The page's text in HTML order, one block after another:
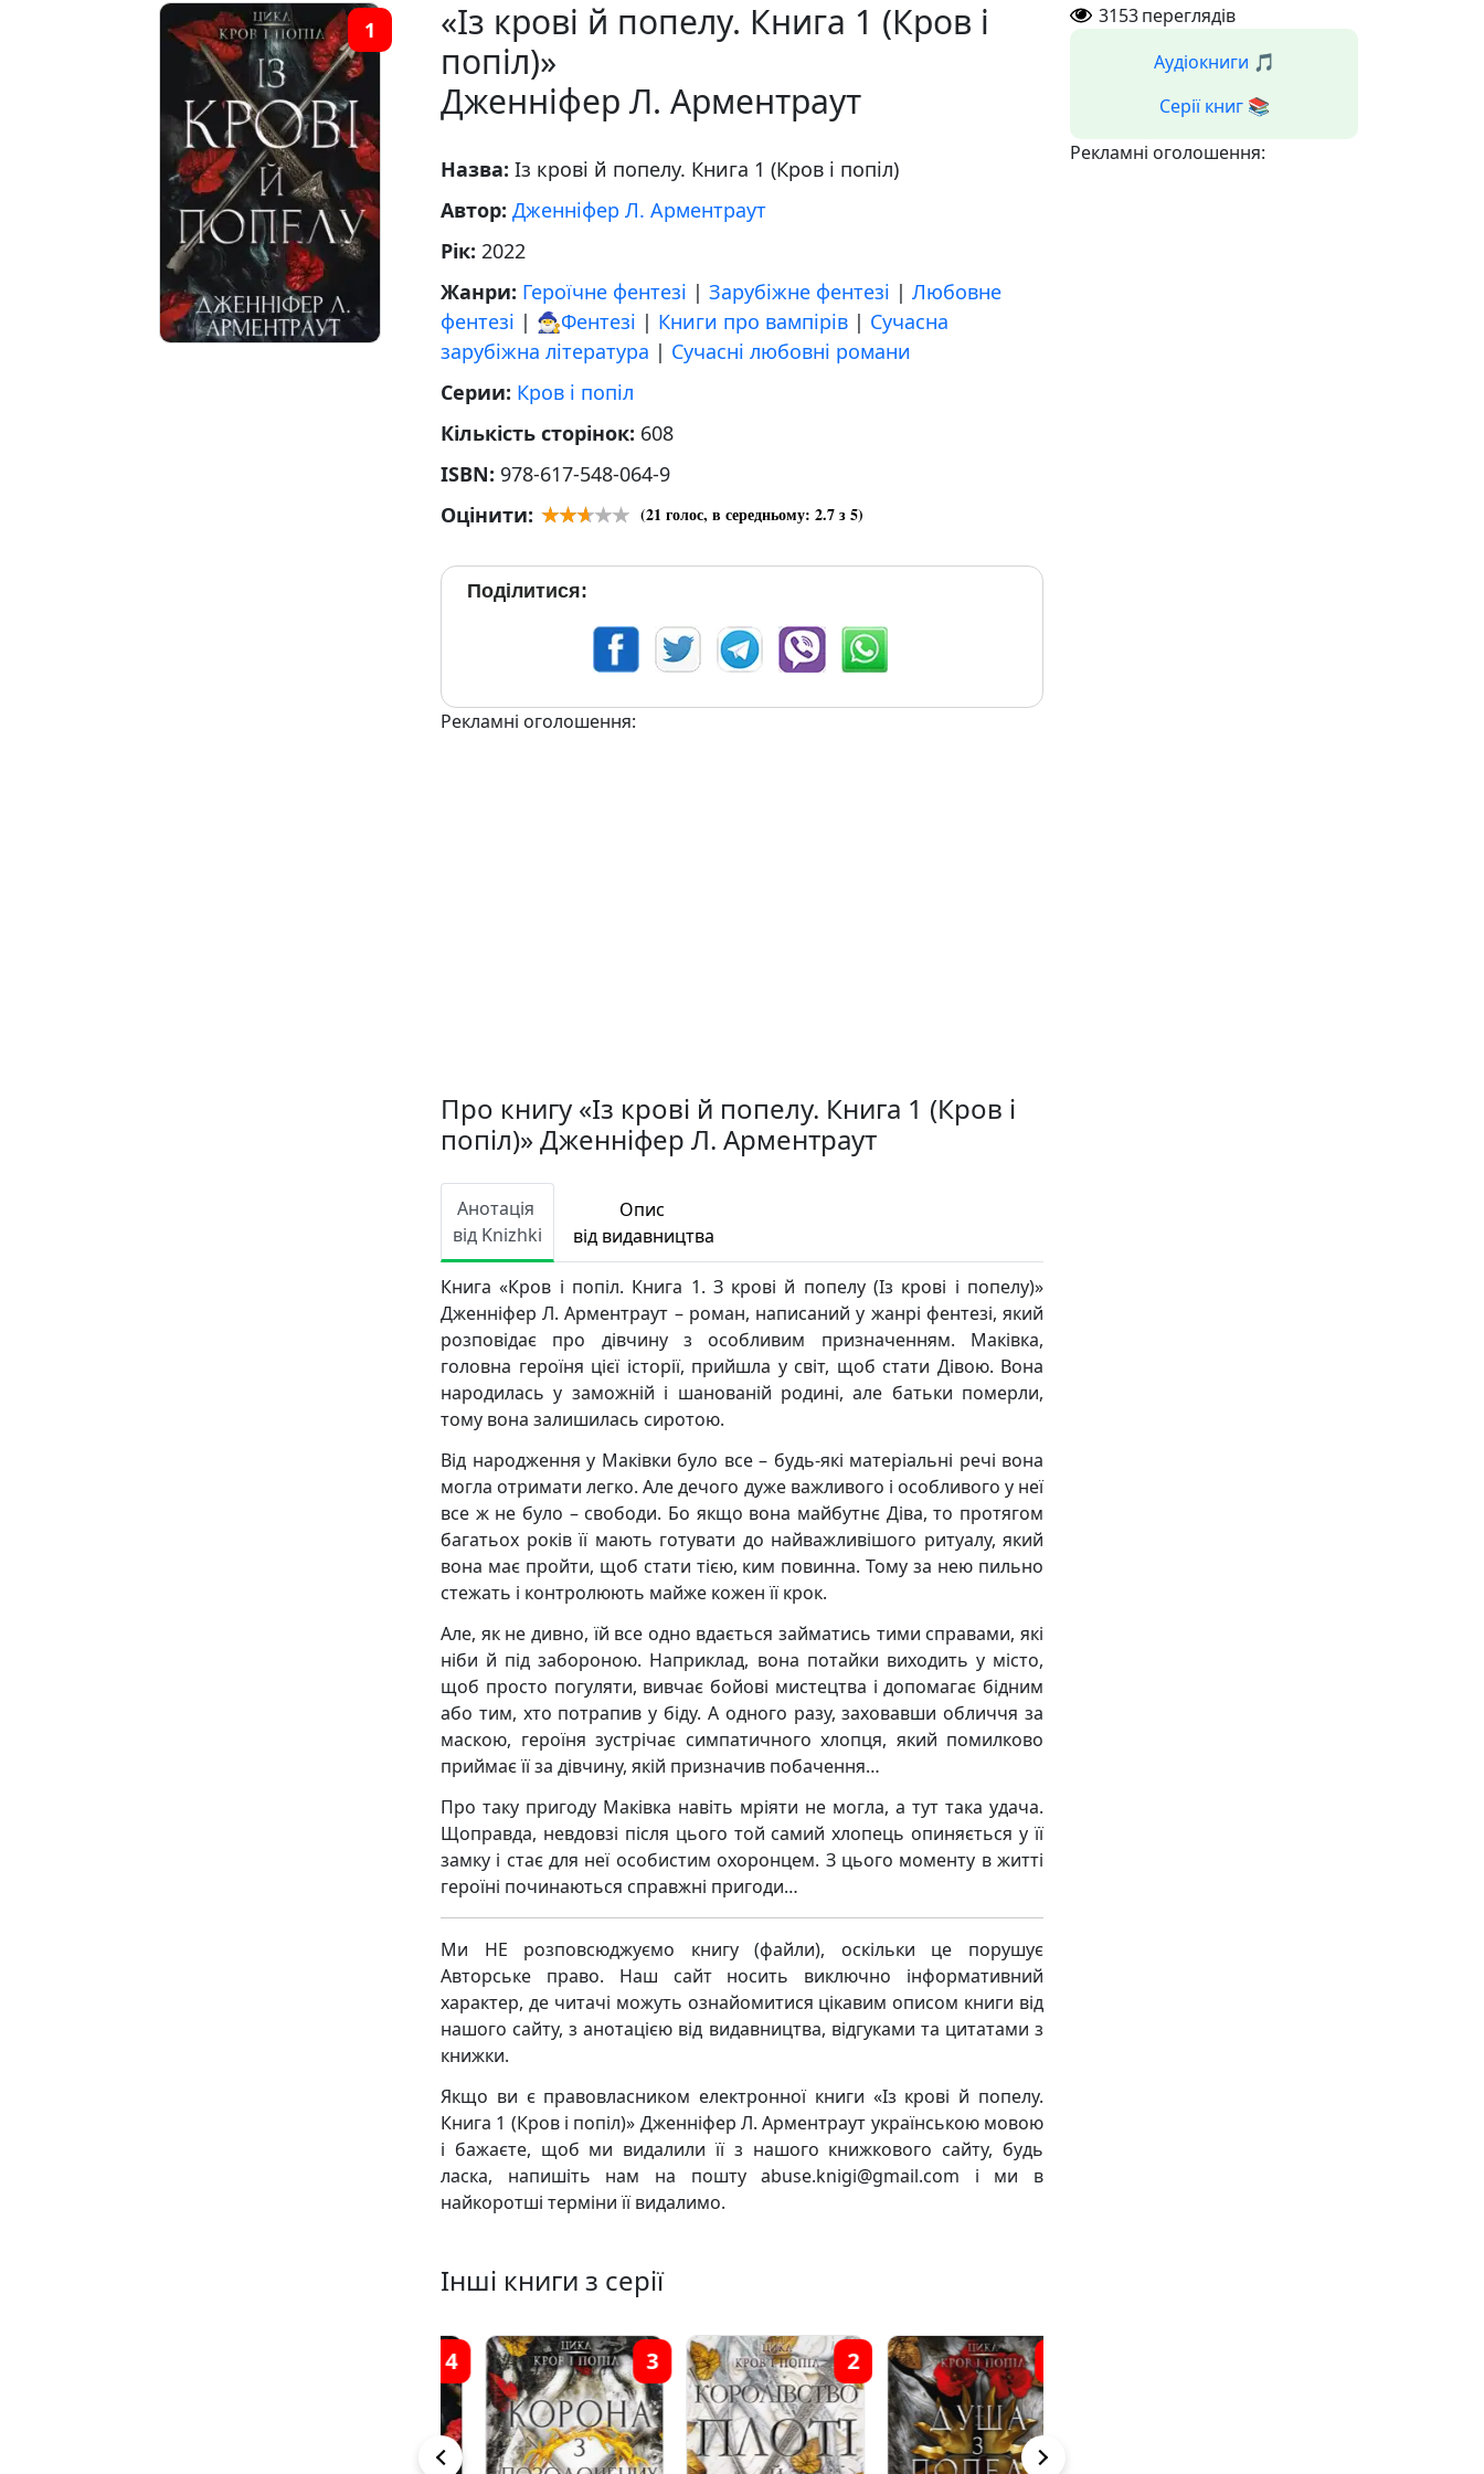
1
«Із крові й попелу. Книга 1 (Кров і
попіл)»
Дженніфер Л. Арментраут
Назва: Із крові й попелу. Книга 1 (Кров і попіл)
Автор: Дженніфер Л. Арментраут
Рік: 2022
Жанри: Героїчне фентезі | Зарубіжне фентезі | Любовне
фентезі | 🧙‍♂️Фентезі | Книги про вампірів | Сучасна
зарубіжна література | Сучасні любовні романи
Серии: Кров і попіл
Кількість сторінок: 608
ISBN: 978-617-548-064-9
Оцінити:
(21 голос, в середньому: 2.7з 5)
Поділитися:
Рекламні оголошення:
Про книгу «Із крові й попелу. Книга 1 (Кров і
попіл)» Дженніфер Л. Арментраут
Анотація
від Knizhki
Опис
від видавництва
Книга «Кров і попіл. Книга 1. З крові й попелу (Із крові і попелу)»
Дженніфер Л. Арментраут – роман, написаний у жанрі фентезі, який
розповідає про дівчину з особливим призначенням. Маківка,
головна героїня цієї історії, прийшла у світ, щоб стати Дівою. Вона
народилась у заможній і шанованій родині, але батьки померли,
тому вона залишилась сиротою.
Від народження у Маківки було все – будь-які матеріальні речі вона
могла отримати легко. Але дечого дуже важливого і особливого у неї
все ж не було – свободи. Бо якщо вона майбутнє Діва, то протягом
багатьох років її мають готувати до найважливішого ритуалу, який
вона має пройти, щоб стати тією, ким повинна. Тому за нею пильно
стежать і контролюють майже кожен її крок.
Але, як не дивно, їй все одно вдається займатись тими справами, які
ніби й під забороною. Наприклад, вона потайки виходить у місто,
щоб просто погуляти, вивчає бойові мистецтва і допомагає бідним
або тим, хто потрапив у біду. А одного разу, заховавши обличчя за
маскою, героїня зустрічає симпатичного хлопця, який помилково
приймає її за дівчину, якій призначив побачення…
Про таку пригоду Маківка навіть мріяти не могла, а тут така удача.
Щоправда, невдовзі після цього той самий хлопець опиняється у її
замку і стає для неї особистим охоронцем. З цього моменту в житті
героїні починаються справжні пригоди…
Ми НЕ розповсюджуємо книгу (файли), оскільки це порушує
Авторське право. Наш сайт носить виключно інформативний
характер, де читачі можуть ознайомитися цікавим описом книги від
нашого сайту, з анотацією від видавництва, відгуками та цитатами з
книжки.
Якщо ви є правовласником електронної книги «Із крові й попелу.
Книга 1 (Кров і попіл)» Дженніфер Л. Арментраут українською мовою
і бажаєте, щоб ми видалили її з нашого книжкового сайту, будь
ласка, напишіть нам на пошту abuse.knigi@gmail.com і ми в
найкоротші терміни її видалимо.
Інші книги з серії
3 2 5
3153переглядів
Аудіокниги 🎵
Серії книг 📚
Рекламні оголошення: